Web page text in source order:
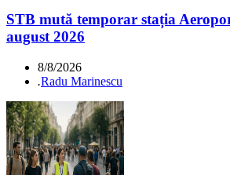
STB mută temporar stația
august 2026
8/8/2026
.Radu Marinescu